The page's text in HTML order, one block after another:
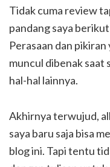
Tidak cuma review
pandang saya
Perasaan dan
muncul dibenak saat
hal-hal lainnya.
Akhirnya terwujud,
saya baru saja bisa
blog ini. Tapi tentu